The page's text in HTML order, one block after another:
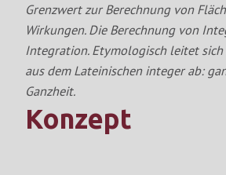
Grenzwert zur Berechnung von
Wirkungen. Die Berechnung von
Integration. Etymologisch leitet
aus dem Lateinischen integer ab:
Ganzheit.
Konzept